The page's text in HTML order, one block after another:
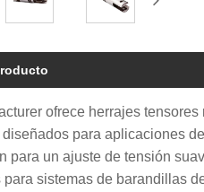
ofrece herrajes
para aplicaciones
para un ajuste de tensión
para sistemas de barandillas